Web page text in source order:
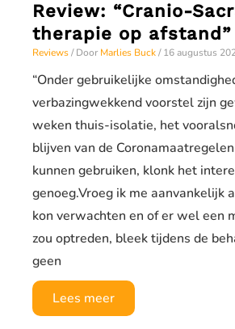
Marlies
Buck”
Review: “Cranio-
therapie op afstand”
Reviews/ Door Marlies Buck/16 augustus
“Onder gebruikelijke
verbazingwekkend voorstel zijn
weken thuis-isolatie, het
blijven van de
kunnen gebruiken, klonk het
genoeg.Vroeg ik me aanvankelijk
kon verwachten en of er wel een
zou optreden, bleek tijdens de
geen
Review:
“Cranio-
Lees meer